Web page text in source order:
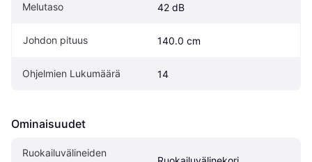
Melutaso 42 dB
Johdon pituus 140.0 cm
Ohjelmien Lukumäärä 14
Ominaisuudet
Ruokailuvälineiden